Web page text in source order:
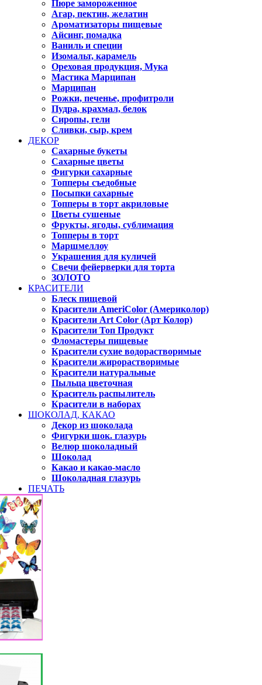
Пюре замороженное
Агар, пектин, желатин
Ароматизаторы пищевые
Айсинг, помадка
Ваниль и специи
Изомальт, карамель
Ореховая продукция, Мука
Мастика Марципан
Марципан
Рожки, печенье, профитроли
Пудра, крахмал, белок
Сиропы, гели
Сливки, сыр, крем
ДЕКОР
Сахарные букеты
Сахарные цветы
Фигурки сахарные
Топперы съедобные
Посыпки сахарные
Топперы в торт акриловые
Цветы сушеные
Фрукты, ягоды, сублимация
Топперы в торт
Маршмеллоу
Украшения для куличей
Свечи фейерверки для торта
ЗОЛОТО
КРАСИТЕЛИ
Блеск пищевой
Красители AmeriColor (Америколор)
Красители Art Color (Арт Колор)
Красители Топ Продукт
Фломастеры пищевые
Красители сухие водорастворимые
Красители жирорастворимые
Красители натуральные
Пыльца цветочная
Краситель распылитель
Красители в наборах
ШОКОЛАД, КАКАО
Декор из шоколада
Фигурки шок. глазурь
Велюр шоколадный
Шоколад
Какао и какао-масло
Шоколадная глазурь
ПЕЧАТЬ